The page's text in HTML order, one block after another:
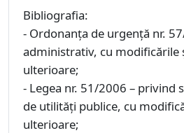
Bibliografia:
- Ordonanța de urgență nr.
administrativ, cu modificările
ulterioare;
- Legea nr. 51/2006 – privind
de utilități publice, cu
ulterioare;